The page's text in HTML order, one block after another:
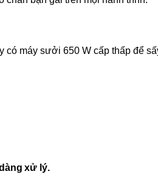
có máy sưởi 650 W cấp thấp để
xử lý.